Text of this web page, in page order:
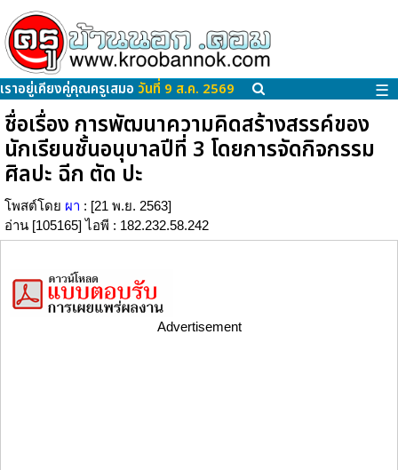
เราอยู่เคียงคู่คุณครูเสมอ วันที่ 9 ส.ค. 2569 ☰
ชื่อเรื่อง การพัฒนาความคิดสร้างสรรค์ของ
นักเรียนชั้นอนุบาลปีที่ 3 โดยการจัดกิจกรรม
ศิลปะ ฉีก ตัด ปะ
โพสต์โดย ผา : [21 พ.ย. 2563]
อ่าน [105165] ไอพี : 182.232.58.242
Advertisement